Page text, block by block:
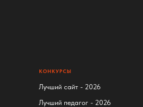
КОНКУРСЫ
Лучший сайт - 2026
Лучший педагог - 2026